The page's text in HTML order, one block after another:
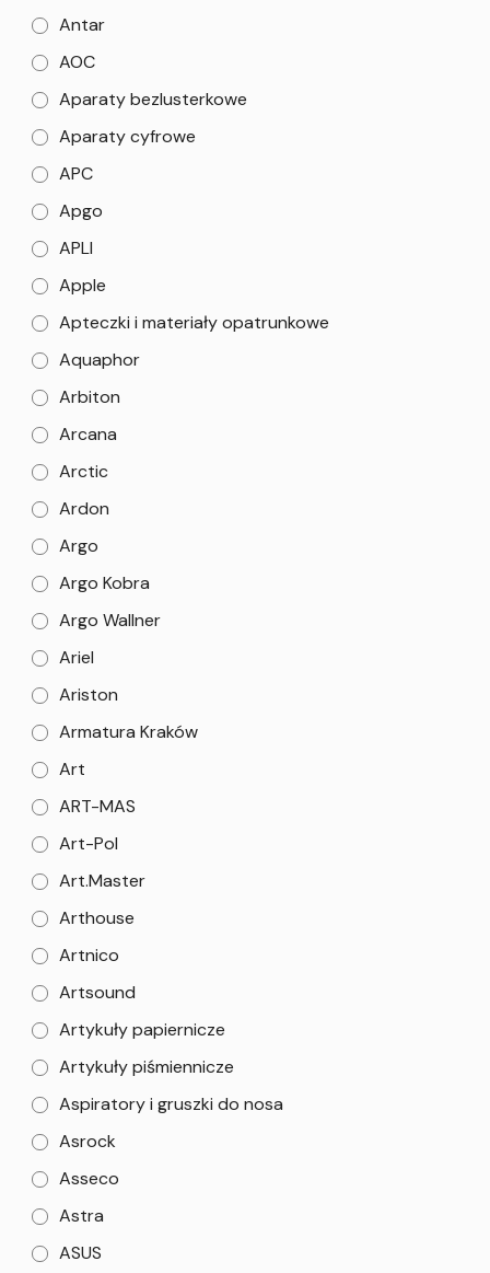
Antar
AOC
Aparaty bezlusterkowe
Aparaty cyfrowe
APC
Apgo
APLI
Apple
Apteczki i materiały opatrunkowe
Aquaphor
Arbiton
Arcana
Arctic
Ardon
Argo
Argo Kobra
Argo Wallner
Ariel
Ariston
Armatura Kraków
Art
ART-MAS
Art-Pol
Art.Master
Arthouse
Artnico
Artsound
Artykuły papiernicze
Artykuły piśmiennicze
Aspiratory i gruszki do nosa
Asrock
Asseco
Astra
ASUS